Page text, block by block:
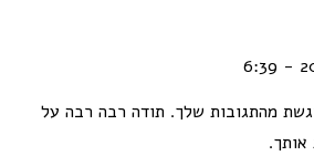
מהתגובות שלך. תודה רבה רבה על